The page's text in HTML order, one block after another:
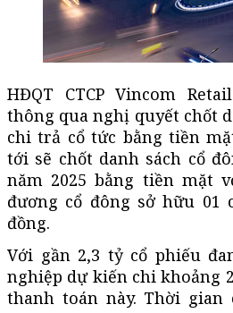
HĐQT CTCP Vincom
thông qua nghị quyết chốt
chi trả cổ tức bằng tiền
tới sẽ chốt danh sách cổ
năm 2025 bằng tiền mặt
đương cổ đông sở hữu 01
đồng.
Với gần 2,3 tỷ cổ phiếu
nghiệp dự kiến chi khoảng
thanh toán này. Thời